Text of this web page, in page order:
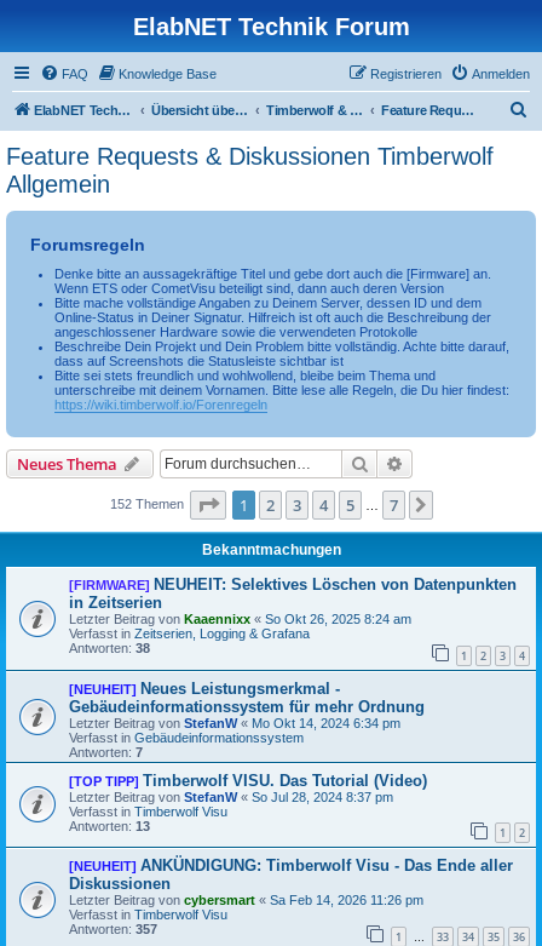
ElabNET Technik Forum
FAQ Knowledge Base Anmelden
Registrieren
ElabNET Technik Forum Übersicht über forum.timberwolf.io Timberwolf & WireGate Server Feature Requests & Diskussionen Timberwolf Allgemein
Feature Requests & Diskussionen Timberwolf
Allgemein
Forumsregeln
Denke bitte an aussagekräftige Titel und gebe dort auch die [Firmware] an.
Wenn ETS oder CometVisu beteiligt sind, dann auch deren Version
Bitte mache vollständige Angaben zu Deinem Server, dessen ID und dem
Online-Status in Deiner Signatur. Hilfreich ist oft auch die Beschreibung der
angeschlossener Hardware sowie die verwendeten Protokolle
Beschreibe Dein Projekt und Dein Problem bitte vollständig. Achte bitte darauf,
dass auf Screenshots die Statusleiste sichtbar ist
Bitte sei stets freundlich und wohlwollend, bleibe beim Thema und
unterschreibe mit deinem Vornamen. Bitte lese alle Regeln, die Du hier findest:
https://wiki.timberwolf.io/Forenregeln
Neues Thema Suche
152 Themen Seite 1von
1 2 3 4 5 7
Bekanntmachungen
[FIRMWARE] NEUHEIT: Selektives Löschen von Datenpunkten
in Zeitserien
Letzter Beitrag von Kaaennixx « So Okt 26, 2025 8:24 am
Verfasst in Zeitserien, Logging & Grafana
Antworten: 38 1 2 3 4
[NEUHEIT] Neues Leistungsmerkmal -
Gebäudeinformationssystem für mehr Ordnung
Letzter Beitrag von StefanW« Mo Okt 14, 2024 6:34 pm
Verfasst in Gebäudeinformationssystem
Antworten: 7
[TOP TIPP] Timberwolf VISU. Das Tutorial (Video)
Letzter Beitrag von StefanW« So Jul 28, 2024 8:37 pm
Verfasst in Timberwolf Visu
Antworten: 13 1 2
[NEUHEIT] ANKÜNDIGUNG: Timberwolf Visu - Das Ende aller
Diskussionen
Letzter Beitrag von cybersmart « Sa Feb 14, 2026 11:26 pm
Verfasst in Timberwolf Visu
Antworten: 357 1 … 33 34 35 36